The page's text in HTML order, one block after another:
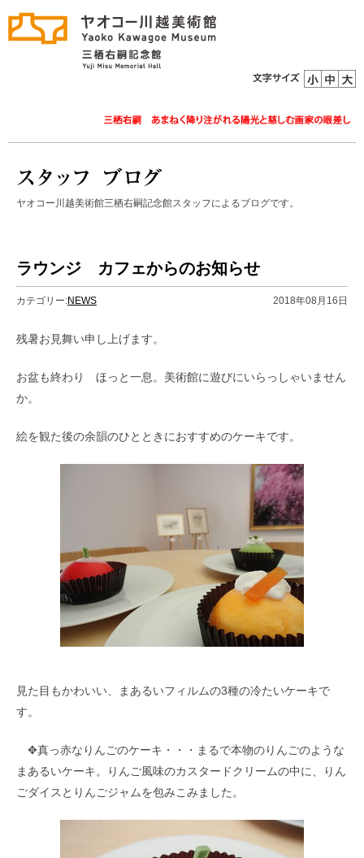
ヤオコー川越美術館三栖右嗣記念館スタッフによるブログです。
ラウンジ カフェからのお知らせ
カテゴリー:NEWS 2018年08月16日
残暑お見舞い申し上げます。
お盆も終わり ほっと一息。美術館に遊びにいらっしゃいません
か。
絵を観た後の余韻のひとときにおすすめのケーキです。
見た目もかわいい、まあるいフィルムの3種の冷たいケーキで
す。
✥真っ赤なりんごのケーキ・・・まるで本物のりんごのような
まあるいケーキ。りんご風味のカスタードクリームの中に、りん
ごダイスとりんごジャムを包みこみました。